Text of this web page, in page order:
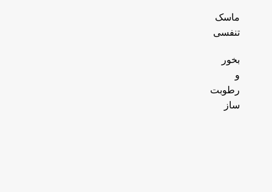
ماسک
تنفسی
بخور
و
رطوبت
ساز